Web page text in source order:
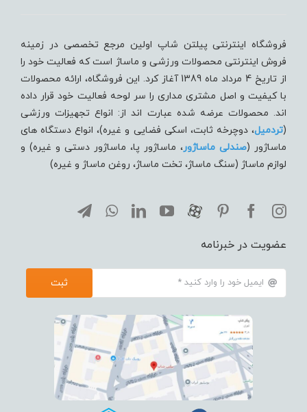
فروشگاه اینترنتی پیلتن شاپ اولین مرجع تخصصی در زمینه
فروش اینترنتی محصولات ورزشی و ماساژ است که فعالیت خود را
از تاریخ 4 مرداد ماه 1389 آغاز کرد. این فروشگاه، ارائه محصولات
با کیفیت و اصل مشتری مداری را سر لوحه فعالیت خود قرار داده
اند. محصولات عرضه شده عبارت اند از: انواع تجهیزات ورزشی
(تردميل، دوچرخه ثابت، اسکی فضایی و غیره)، انواع دستگاه های
ماساژور (صندلی ماساژور، ماساژور پا، ماساژور دستی و غیره) و
لوازم ماساژ (سنگ ماساژ، تخت ماساژ، روغن ماساژ و غیره)
عضویت در خبرنامه
ثبت